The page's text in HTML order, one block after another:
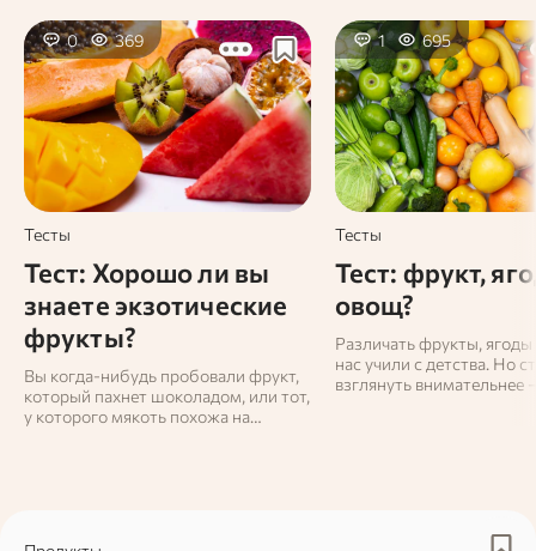
0 369
Тесты
Тест: Хорошо ли вы
знаете экзотические
фрукты?
Вы когда‑нибудь пробовали фрукт,
который пахнет шоколадом, или тот,
у которого мякоть похожа на
1 695
Тесты
Тест: фрукт,
овощ?
Различать фрукты,
нас учили с детства. Но
взглянуть внимательнее
исключительно